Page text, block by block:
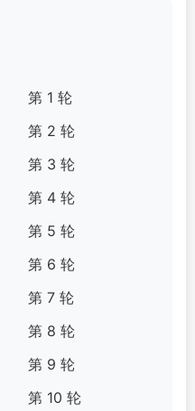
第 1 轮
第 2 轮
第 3 轮
第 4 轮
第 5 轮
第 6 轮
第 7 轮
第 8 轮
第 9 轮
第 10 轮